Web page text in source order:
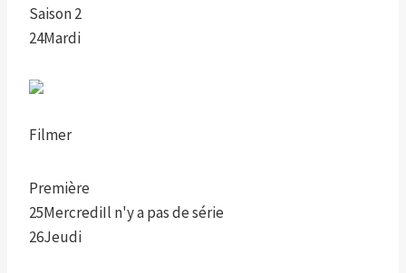
Saison 2
24Mardi
Filmer
Première
25MercrediIl n'y a pas de série
26Jeudi